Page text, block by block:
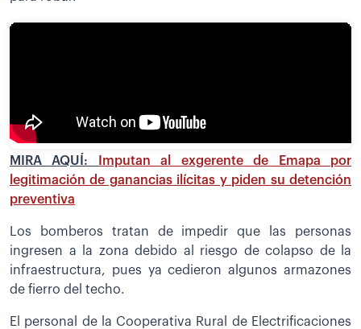
MIRA AQUÍ:
Imputan al exgerente de Emapa por
legitimación de ganancias ilícitas y piden su detención
preventiva
Los bomberos tratan de impedir que las personas
ingresen a la zona debido al riesgo de colapso de la
infraestructura, pues ya cedieron algunos armazones
de fierro del techo.
El personal de la Cooperativa Rural de Electrificaciones